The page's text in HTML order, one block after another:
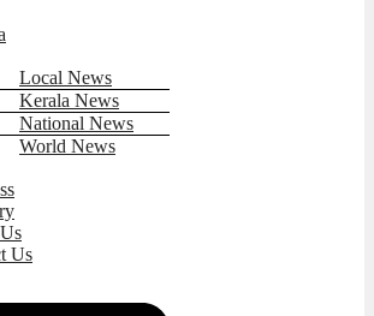
Local News
Kerala News
National News
World News
Us